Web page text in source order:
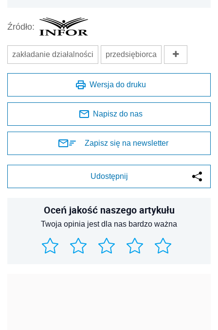
Źródło:
zakładanie działalności przedsiębiorca
Wersja do druku
Napisz do nas
Zapisz się na newsletter
Udostępnij
Oceń jakość naszego artykułu
Twoja opinia jest dla nas bardzo ważna